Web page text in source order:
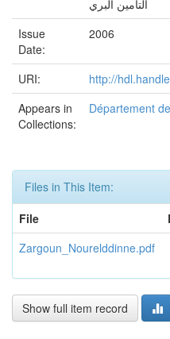
التأمين البري
Issue
Date:
2006
URI:
http://
Appears in
Collections:
Département
Files in This Item:
File
Zargoun_Nourelddinne.pdf
Show full item record